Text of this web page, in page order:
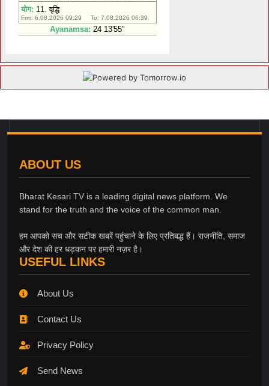
ABOUT US
Bharat Kesari TV is a leading digital news platform. We
stand for the truth and the voice of the common man.
हम आपको सच और सटीक खबरें पहुंचाने के लिए प्रतिबद्ध हैं। राजनीति, समाज
और देश की हर धड़कन पर हमारी नज़र है।
USEFUL LINKS
About Us
Contact Us
Privacy Policy
Send News